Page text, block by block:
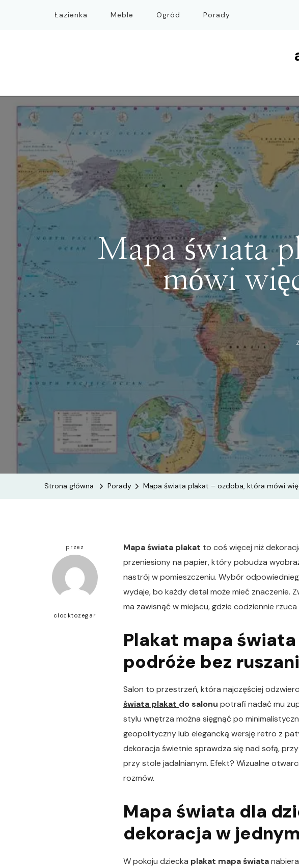
Łazienka Meble Ogród Porady
Mapa świata
mówi
Strona główna Porady Mapa świata plakat – ozdoba, która mówi
przez
clocktozegar
Mapa świata plakat to coś więcej niż
przeniesiony na papier, który pobudza
nastrój w pomieszczeniu. Wybór
wydaje, bo każdy detal może mieć znaczenie.
ma zawisnąć w miejscu, gdzie codziennie rzuca
Plakat mapa
podróże bez
Salon to przestrzeń, która najczęściej
świata plakat do salonu potrafi nadać mu
stylu wnętrza można sięgnąć po
geopolityczny lub elegancką wersję retro z
dekoracja świetnie sprawdza się nad sofą,
przy stole jadalnianym. Efekt? Wizualne
rozmów.
Mapa świata dla
dekoracja w jednym
W pokoju dziecka plakat mapa świata